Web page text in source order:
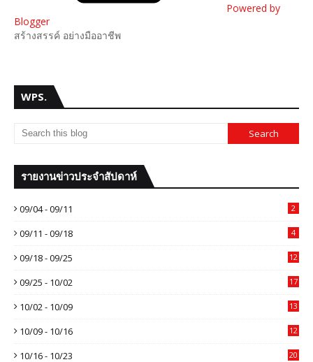
Powered by
Blogger
สร้างสรรค์ อย่างมืออาชีพ
WPS.
รายงานข่าวประจำสัปดาห์
09/04 - 09/11 2
09/11 - 09/18 4
09/18 - 09/25 12
09/25 - 10/02 17
10/02 - 10/09 13
10/09 - 10/16 12
10/16 - 10/23 20